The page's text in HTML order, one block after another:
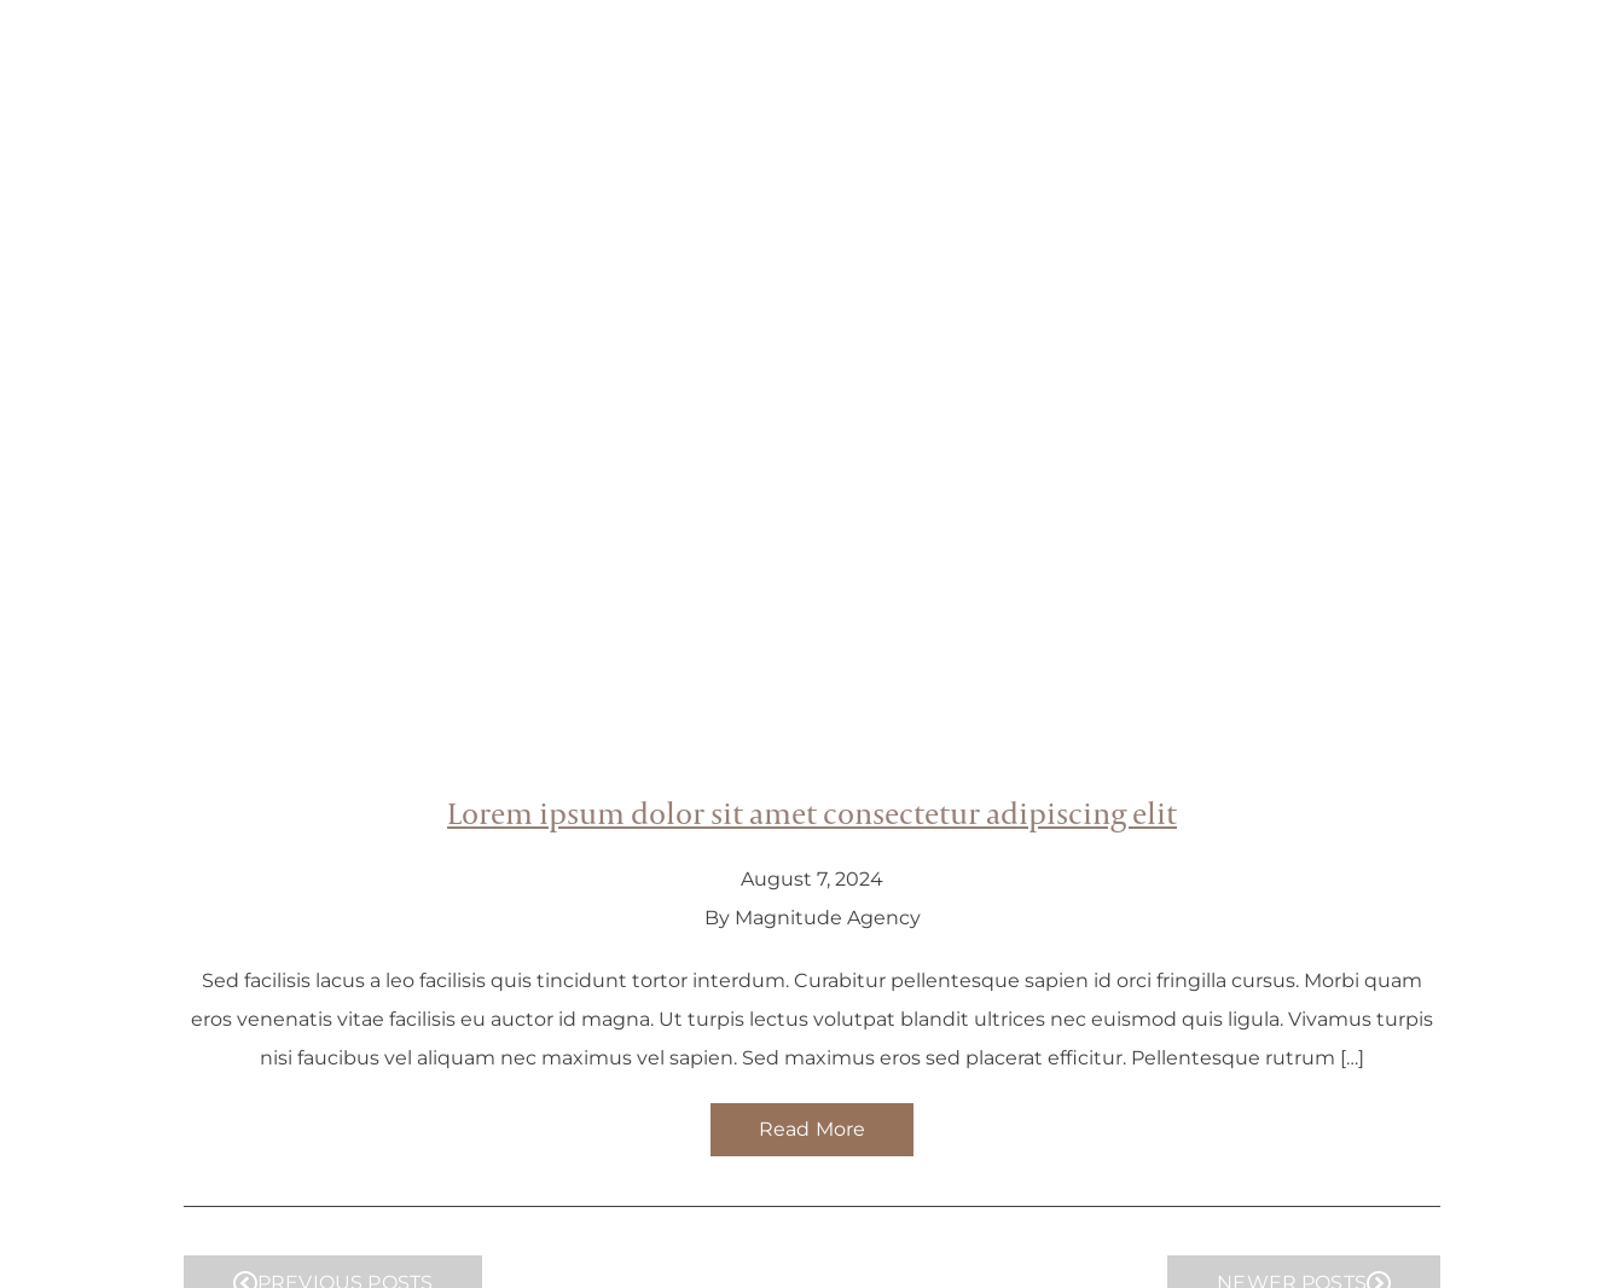
Lorem ipsum dolor sit amet consectetur adipiscing elit
August 7, 2024
By Magnitude Agency
Sed facilisis lacus a leo facilisis quis tincidunt tortor interdum. Curabitur pellentesque sapien id orci fringilla cursus. Morbi quam
eros venenatis vitae facilisis eu auctor id magna. Ut turpis lectus volutpat blandit ultrices nec euismod quis ligula. Vivamus turpis
nisi faucibus vel aliquam nec maximus vel sapien. Sed maximus eros sed placerat efficitur. Pellentesque rutrum […]
Read More
PREVIOUS POSTS NEWER POSTS